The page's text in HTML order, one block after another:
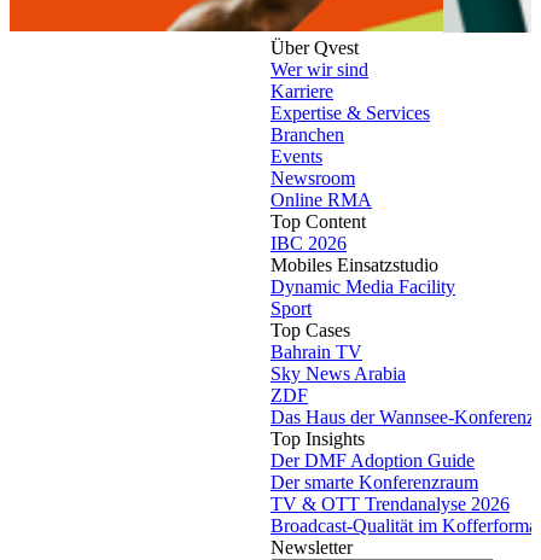
Über Qvest
Wer wir sind
Karriere
Expertise & Services
Branchen
Events
Newsroom
Online RMA
Top Content
IBC 2026
Mobiles Einsatzstudio
Dynamic Media Facility
Sport
Top Cases
Bahrain TV
Sky News Arabia
ZDF
Das Haus der Wannsee-Konferenz
Top Insights
Der DMF Adoption Guide
Der smarte Konferenzraum
TV & OTT Trendanalyse 2026
Broadcast-Qualität im Kofferformat
Newsletter